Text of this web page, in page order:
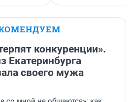
конкуренции».
Екатеринбурга
своего мужа